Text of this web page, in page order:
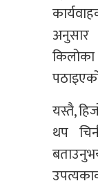
अनुसार
यस्तै,
थप